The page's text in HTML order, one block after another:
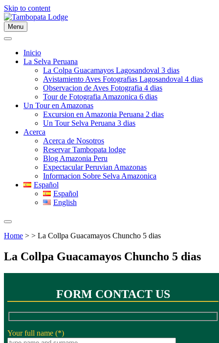
Skip to content
Menu
Inicio
La Selva Peruana
La Colpa Guacamayos Lagosandoval 3 dias
Avistamiento Aves Fotografias Lagosandoval 4 dias
Observacion de Aves Fotografia 4 dias
Tour de Fotografia Amazonica 6 dias
Un Tour en Amazonas
Excursion en Amazonia Peruana 2 dias
Un Tour Selva Peruana 3 dias
Acerca
Acerca de Nosotros
Reservar Tambopata lodge
Blog Amazonia Peru
Expectacular Peruvian Amazonas
Informacion Sobre Selva Amazonica
Español
Español
English
Home > > La Collpa Guacamayos Chuncho 5 dias
La Collpa Guacamayos Chuncho 5 dias
FORM CONTACT US
Your full name (*)